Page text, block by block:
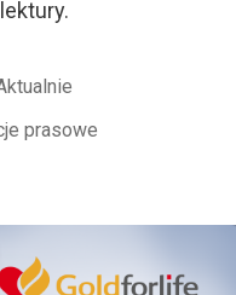
prasowe